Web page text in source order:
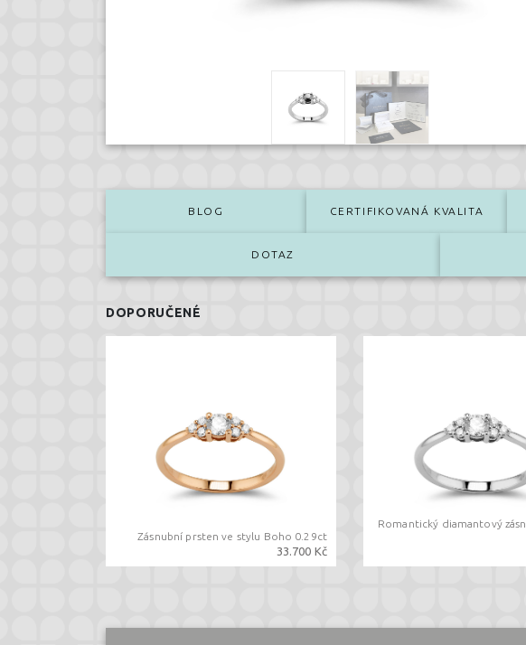
BLOG CERTIFIKOVANÁ KVALITA
DOTAZ
DOPORUČENÉ
Zásnubní prsten ve stylu Boho 0.29ct
33.700 Kč
Romantický diamantový